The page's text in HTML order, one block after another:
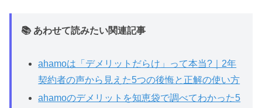
📚 あわせて読みたい関連記事
ahamoは「デメリットだらけ」って本当?｜2年
契約者の声から見えた5つの後悔と正解の使い方
ahamoのデメリットを知恵袋で調べてわかった5